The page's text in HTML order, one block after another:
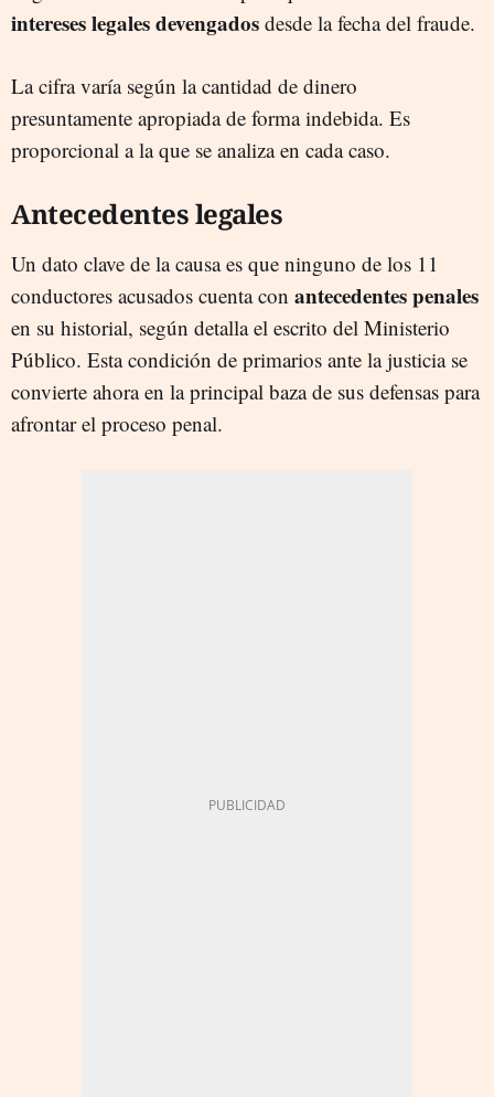
intereses legales devengados desde la fecha del fraude.
La cifra varía según la cantidad de dinero
presuntamente apropiada de forma indebida. Es
proporcional a la que se analiza en cada caso.
Antecedentes legales
Un dato clave de la causa es que ninguno de los 11
conductores acusados cuenta con antecedentes penales
en su historial, según detalla el escrito del Ministerio
Público. Esta condición de primarios ante la justicia se
convierte ahora en la principal baza de sus defensas para
afrontar el proceso penal.